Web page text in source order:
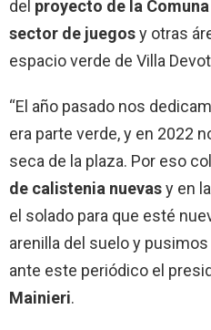
del proyecto de la
sector de juegosy otras
espacio verde de Villa
“El año pasado nos
era parte verde, y en 2022
seca de la plaza. Por eso
de calistenia nuevasy en
el solado para que esté
arenilla del suelo y
ante este periódico el
Mainieri.